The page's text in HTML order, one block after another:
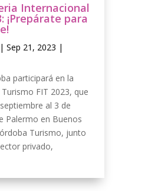
Internacional
¡Prepárate para
|Sep 21, 2023 |
participará en la
FIT 2023, que
al 3 de
Palermo en Buenos
Turismo, junto
privado,